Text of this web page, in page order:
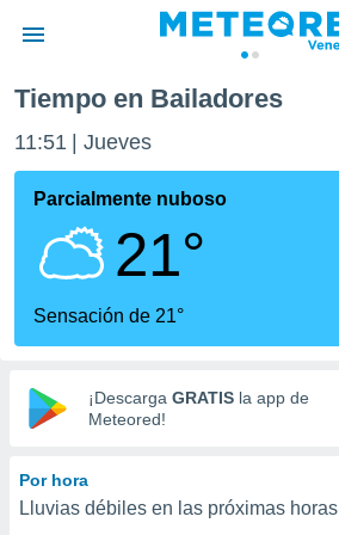
de
ha
que se
calidad.
a este
las
y
digital
basada
Tiempo en Bailadores
11:51 Jueves
Parcialmente nuboso
21°
Sensación de 21°
¡Descarga GRATIS la app de
Meteored!
Por hora
Lluvias débiles en las próximas horas